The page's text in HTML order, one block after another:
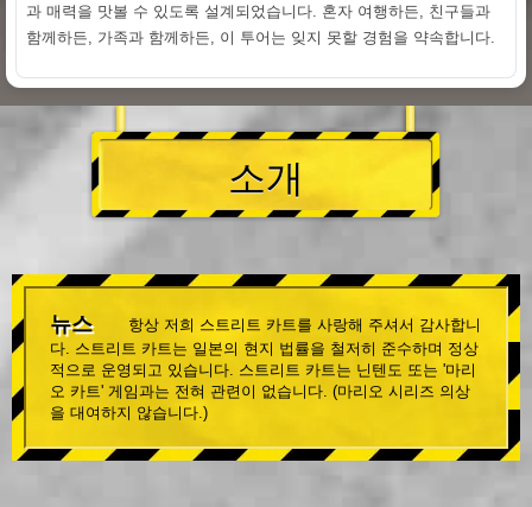
과 매력을 맛볼 수 있도록 설계되었습니다. 혼자 여행하든, 친구들과
함께하든, 가족과 함께하든, 이 투어는 잊지 못할 경험을 약속합니다.
소개
뉴스
항상 저희 스트리트 카트를 사랑해 주셔서 감사합니
다. 스트리트 카트는 일본의 현지 법률을 철저히 준수하며 정상
적으로 운영되고 있습니다. 스트리트 카트는 닌텐도 또는 '마리
오 카트' 게임과는 전혀 관련이 없습니다. (마리오 시리즈 의상
을 대여하지 않습니다.)